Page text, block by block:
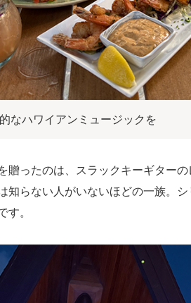
なハワイアンミュージックを
贈ったのは、スラックキーギター
知らない人がいないほどの一族。
す。